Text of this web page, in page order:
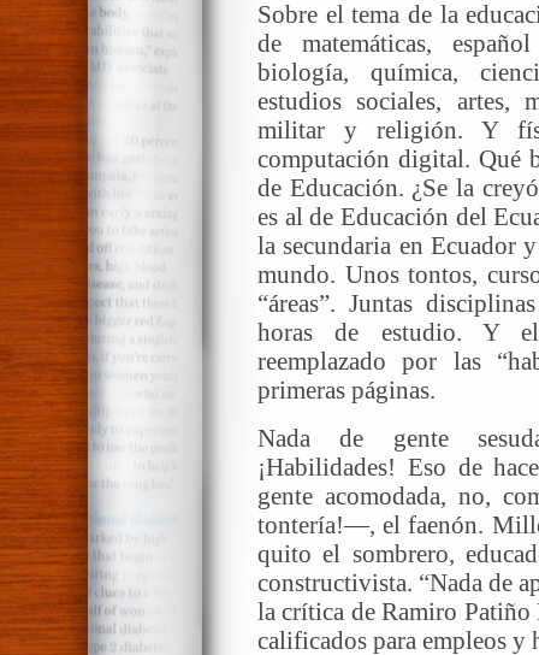
Sobre el tema de la
de matemáticas,
biología, química,
estudios sociales, artes,
militar y religión. Y
computación digital. Qué
de Educación. ¿Se la
es al de Educación del
la secundaria en Ecuador
mundo. Unos tontos,
“áreas”. Juntas
horas de estudio. Y
reemplazado por las
primeras páginas.
Nada de gente
¡Habilidades! Eso de
gente acomodada, no,
tontería!—, el faenón.
quito el sombrero,
constructivista. “Nada de
la crítica de Ramiro Patiño
calificados para empleos y